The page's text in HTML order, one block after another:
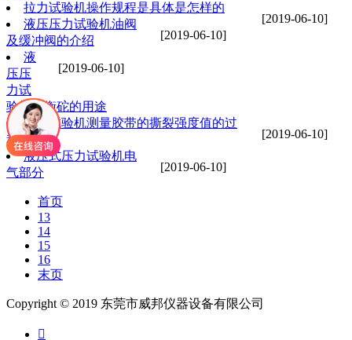
[2019-06-10]
拉力试验机操作规程是具体是怎样的
[2019-06-10]
液压压力试验机油阀
及缓冲阀的介绍
[2019-06-10]
液
压压
力试
验机平衡砣的用途
[2019-06-10]
拉力试验机测量胶带的撕裂强度值的过
程
[2019-06-10]
液压式压力试验机电
气部分
首页
13
14
15
16
末页
Copyright © 2019 东莞市威邦仪器设备有限公司
